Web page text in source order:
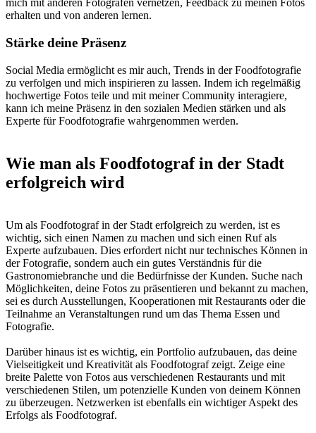
mich mit anderen Fotografen vernetzen, Feedback zu meinen Fotos
erhalten und von anderen lernen.
Stärke deine Präsenz
Social Media ermöglicht es mir auch, Trends in der Foodfotografie
zu verfolgen und mich inspirieren zu lassen. Indem ich regelmäßig
hochwertige Fotos teile und mit meiner Community interagiere,
kann ich meine Präsenz in den sozialen Medien stärken und als
Experte für Foodfotografie wahrgenommen werden.
Wie man als Foodfotograf in der Stadt
erfolgreich wird
Um als Foodfotograf in der Stadt erfolgreich zu werden, ist es
wichtig, sich einen Namen zu machen und sich einen Ruf als
Experte aufzubauen. Dies erfordert nicht nur technisches Können in
der Fotografie, sondern auch ein gutes Verständnis für die
Gastronomiebranche und die Bedürfnisse der Kunden. Suche nach
Möglichkeiten, deine Fotos zu präsentieren und bekannt zu machen,
sei es durch Ausstellungen, Kooperationen mit Restaurants oder die
Teilnahme an Veranstaltungen rund um das Thema Essen und
Fotografie.
Darüber hinaus ist es wichtig, ein Portfolio aufzubauen, das deine
Vielseitigkeit und Kreativität als Foodfotograf zeigt. Zeige eine
breite Palette von Fotos aus verschiedenen Restaurants und mit
verschiedenen Stilen, um potenzielle Kunden von deinem Können
zu überzeugen. Netzwerken ist ebenfalls ein wichtiger Aspekt des
Erfolgs als Foodfotograf.